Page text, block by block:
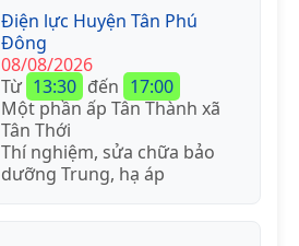
Điện lực Huyện Tân Phú
Đông
08/08/2026
Từ 13:30 đến 17:00
Một phần ấp Tân Thành xã
Tân Thới
Thí nghiệm, sửa chữa bảo
dưỡng Trung, hạ áp